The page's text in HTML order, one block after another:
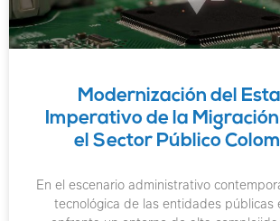
Modernización del
Imperativo de la
el Sector Público
En el escenario administrativo
tecnológica de las entidades públicas